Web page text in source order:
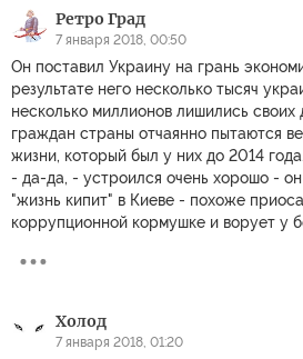
Ретро Град
7 января 2018, 00:50
Он поставил Украину на грань
результате него несколько тысяч
несколько миллионов лишились своих
граждан страны отчаянно пытаются
жизни, который был у них до 2014
- да-да, - устроился очень хорошо - он
"жизнь кипит" в Киеве - похоже
коррупционной кормушке и ворует у
Холод
7 января 2018, 01:20